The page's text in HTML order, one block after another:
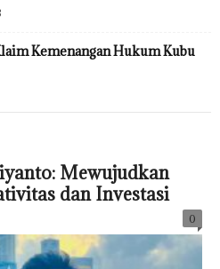
Kemenangan Hukum Kubu
Mewujudkan
dan Investasi
0